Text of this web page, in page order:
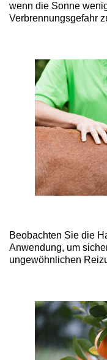
wenn die Sonne
Verbrennungsgefahr
Beobachten Sie die
Anwendung, um
ungewöhnlichen